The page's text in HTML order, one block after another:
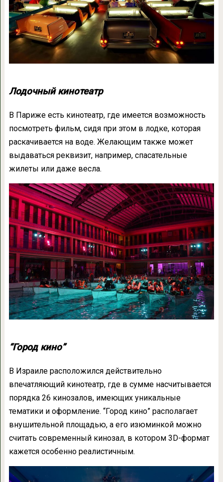
Лодочный кинотеатр
В Париже есть кинотеатр, где имеется возможность
посмотреть фильм, сидя при этом в лодке, которая
раскачивается на воде. Желающим также может
выдаваться реквизит, например, спасательные
жилеты или даже весла.
“Город кино”
В Израиле расположился действительно
впечатляющий кинотеатр, где в сумме насчитывается
порядка 26 кинозалов, имеющих уникальные
тематики и оформление. “Город кино” располагает
внушительной площадью, а его изюминкой можно
считать современный кинозал, в котором 3D-формат
кажется особенно реалистичным.